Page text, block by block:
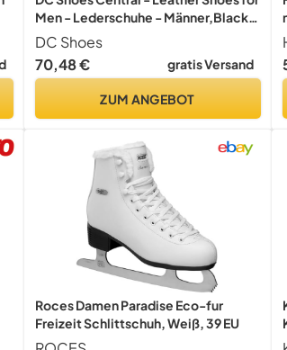
Men - Lederschuhe - Männer,Black
White,40 EU
DC Shoes
70,48 €
gratis Versand
ZUM ANGEBOT
Roces Damen Paradise Eco-fur
Freizeit Schlittschuh, Weiß, 39 EU